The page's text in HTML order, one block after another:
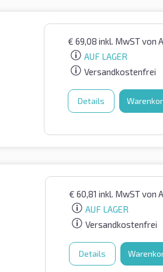
€ 69,08 inkl. MwSTvon
AUF LAGER
Versandkostenfrei
Details
€ 60,81 inkl. MwSTvon
AUF LAGER
Versandkostenfrei
Details